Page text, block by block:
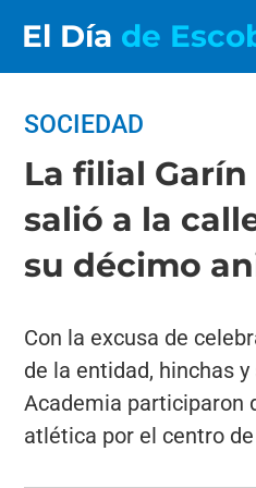
El Día de
SOCIEDAD
La filial
salió a la
su décimo
Con la excusa de
de la entidad, hinchas
Academia participaron
atlética por el centro